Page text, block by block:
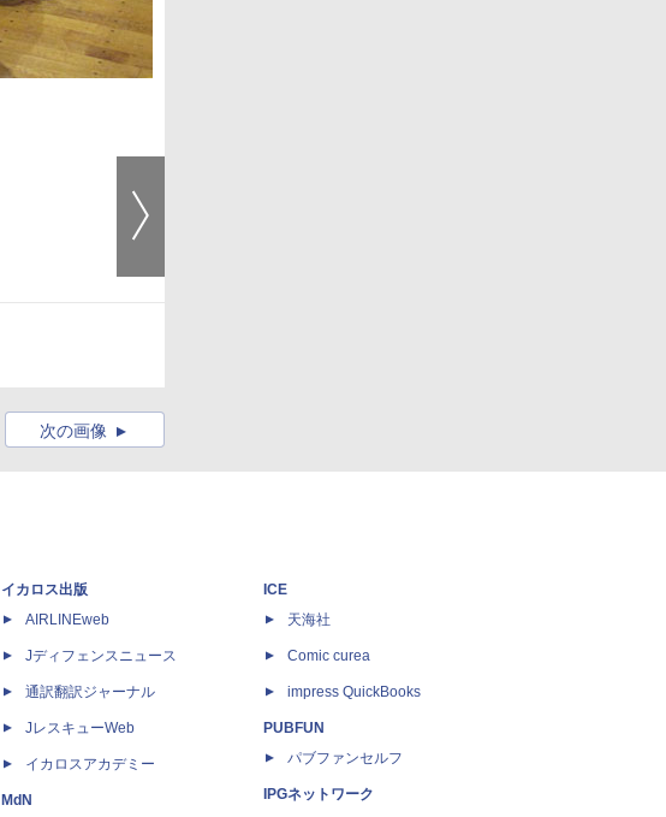
次の画像
イカロス出版
AIRLINEweb
Jディフェンスニュース
通訳翻訳ジャーナル
JレスキューWeb
イカロスアカデミー
MdN
ICE
天海社
Comic curea
impress QuickBooks
PUBFUN
パブファンセルフ
IPGネットワーク